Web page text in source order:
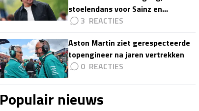
stoelendans voor Sainz en
Colapinto'
3
Aston Martin ziet gerespecteerde
topengineer na jaren vertrekken
0
Populair nieuws